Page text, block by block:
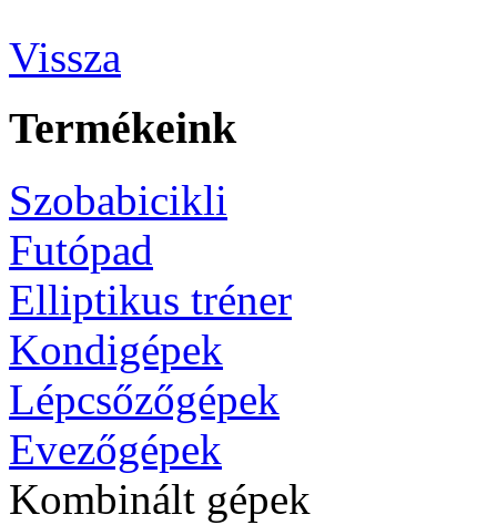
Vissza
Termékeink
Szobabicikli
Futópad
Elliptikus tréner
Kondigépek
Lépcsőzőgépek
Evezőgépek
Kombinált gépek